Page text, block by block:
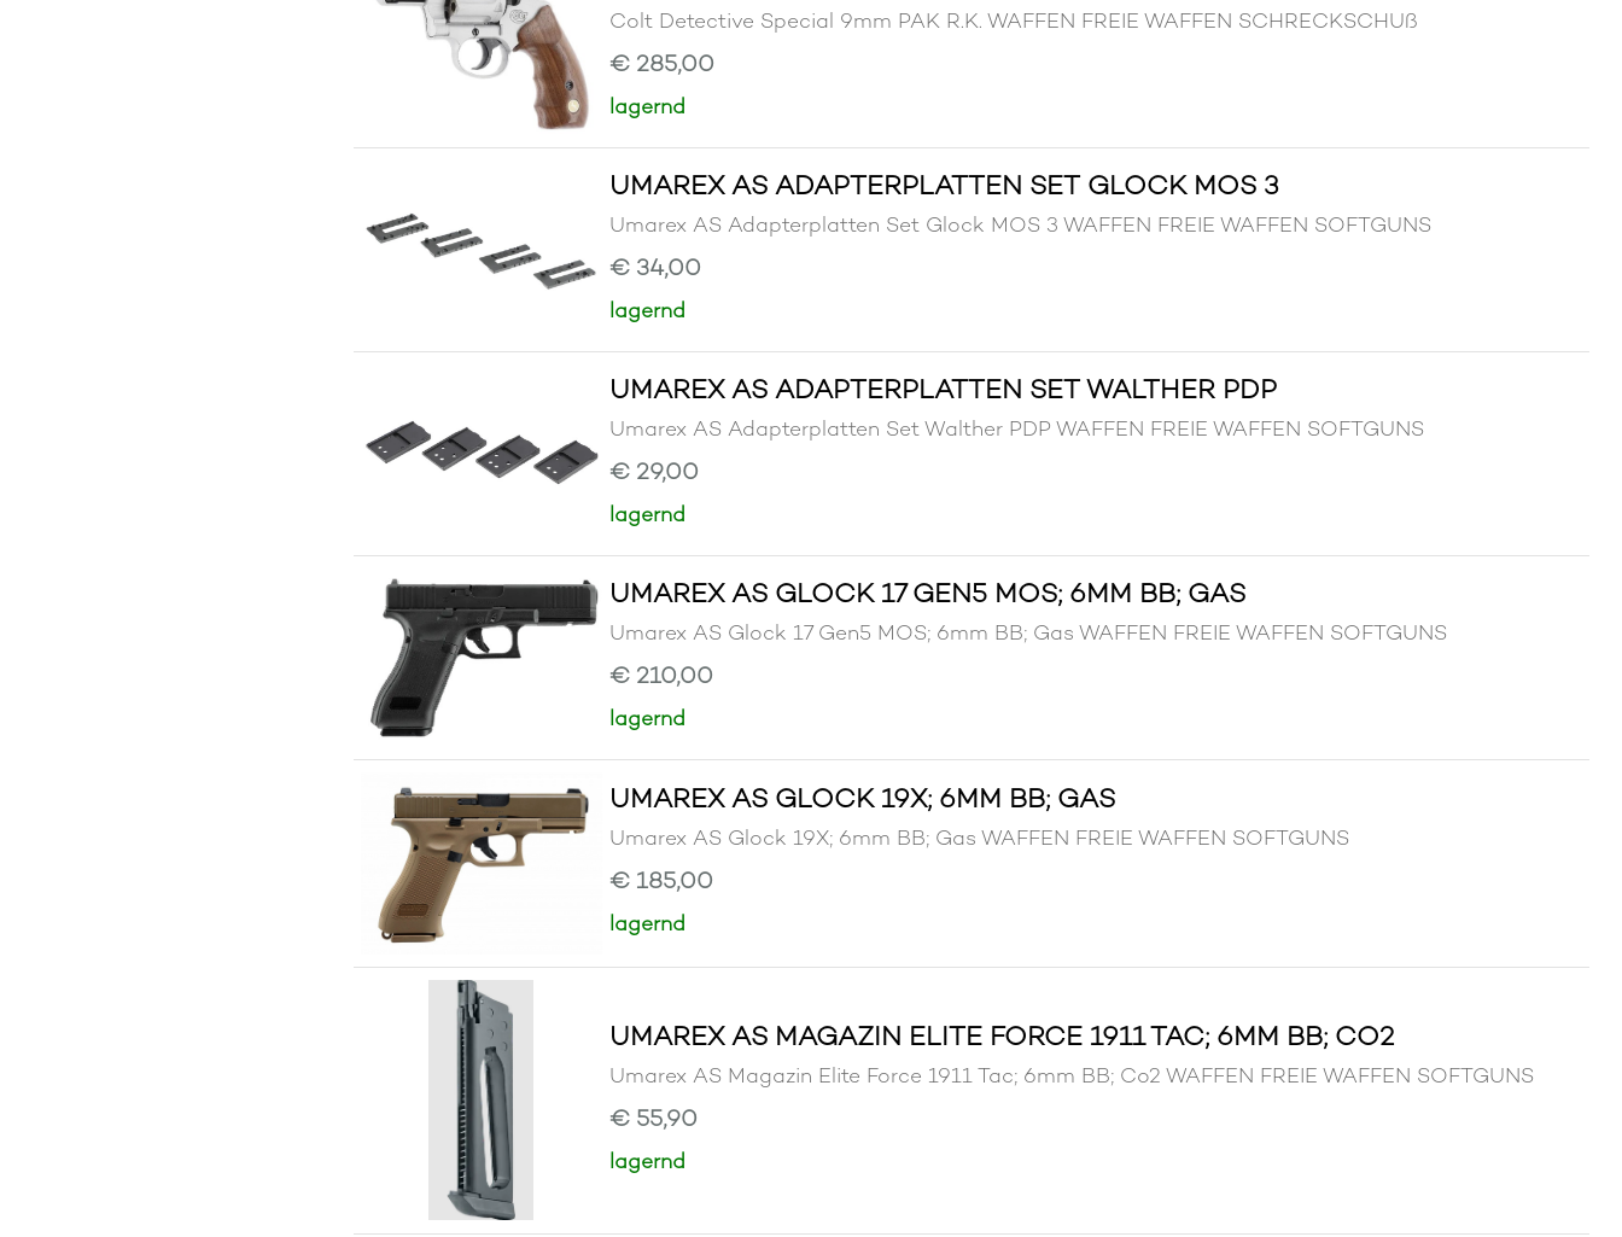
Colt Detective Special 9mm PAK R.K. WAFFEN FREIE WAFFEN SCHRECKSCHUß
€ 285,00
lagernd
UMAREX AS ADAPTERPLATTEN SET GLOCK MOS 3
Umarex AS Adapterplatten Set Glock MOS 3 WAFFEN FREIE WAFFEN SOFTGUNS
€ 34,00
lagernd
UMAREX AS ADAPTERPLATTEN SET WALTHER PDP
Umarex AS Adapterplatten Set Walther PDP WAFFEN FREIE WAFFEN SOFTGUNS
€ 29,00
lagernd
UMAREX AS GLOCK 17 GEN5 MOS; 6MM BB; GAS
Umarex AS Glock 17 Gen5 MOS; 6mm BB; Gas WAFFEN FREIE WAFFEN SOFTGUNS
€ 210,00
lagernd
UMAREX AS GLOCK 19X; 6MM BB; GAS
Umarex AS Glock 19X; 6mm BB; Gas WAFFEN FREIE WAFFEN SOFTGUNS
€ 185,00
lagernd
UMAREX AS MAGAZIN ELITE FORCE 1911 TAC; 6MM BB; CO2
Umarex AS Magazin Elite Force 1911 Tac; 6mm BB; Co2 WAFFEN FREIE WAFFEN SOFTGUNS
€ 55,90
lagernd